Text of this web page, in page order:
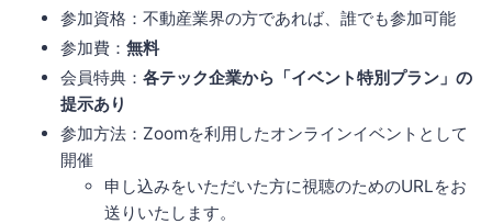
参加資格：不動産業界の方であれば、誰でも参加可能
参加費： 無料
会員特典： 各テック企業から「イベント特別プラン」の
提示あり
参加方法：Zoomを利用したオンラインイベントとして
開催
申し込みをいただいた方に視聴のためのURLをお
送りいたします。